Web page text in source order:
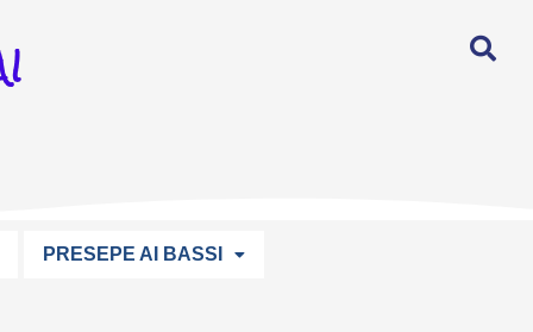
PRESEPE AI BASSI